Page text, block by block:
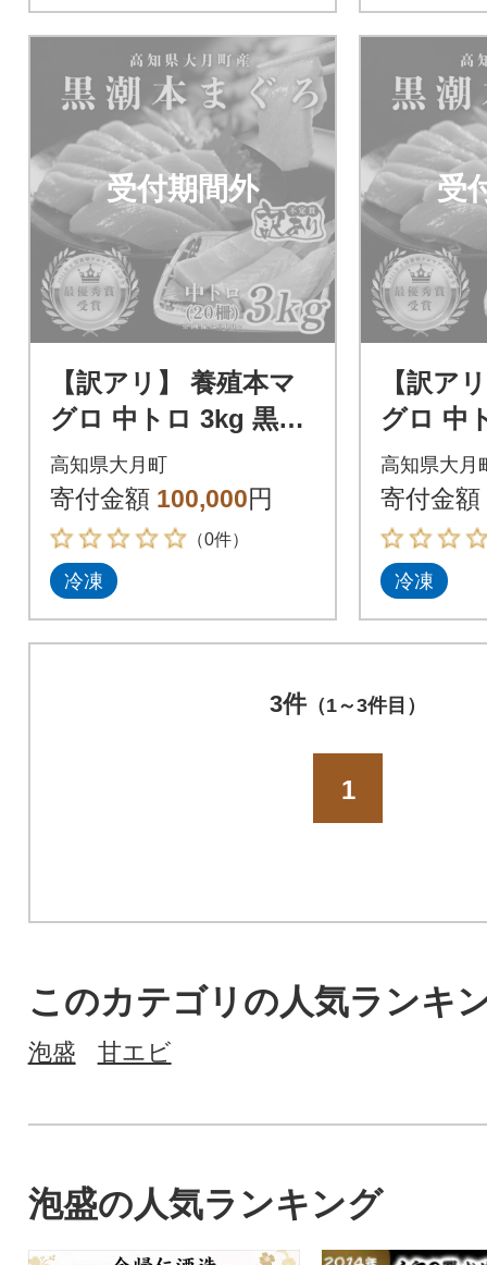
受付期間外
【訳アリ】 養殖本マ
グロ 中トロ 3kg 黒潮
本まぐろ 大容量 不定
貫 刺身 まぐろ 業務用
訳あり
高知県大月町
寄付金額 100,000円
（0件）
冷凍
受
【訳ア
グロ 中
本まぐ
貫 刺身
訳あり
高知県大月
寄付金額
冷凍
3件（1～3件目）
1
このカテゴリの人気ランキ
泡盛 甘エビ
泡盛の人気ランキング